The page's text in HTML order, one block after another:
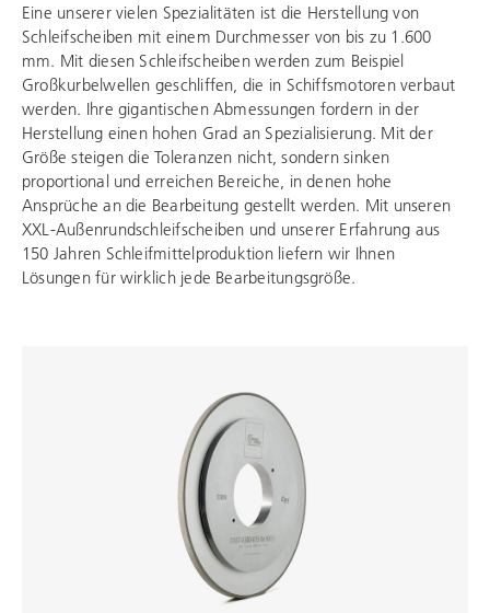
Eine unserer vielen Spezialitäten ist die Herstellung von
Schleifscheiben mit einem Durchmesser von bis zu 1.600
mm. Mit diesen Schleifscheiben werden zum Beispiel
Großkurbelwellen geschliffen, die in Schiffsmotoren verbaut
werden. Ihre gigantischen Abmessungen fordern in der
Herstellung einen hohen Grad an Spezialisierung. Mit der
Größe steigen die Toleranzen nicht, sondern sinken
proportional und erreichen Bereiche, in denen hohe
Ansprüche an die Bearbeitung gestellt werden. Mit unseren
XXL-Außenrundschleifscheiben und unserer Erfahrung aus
150 Jahren Schleifmittelproduktion liefern wir Ihnen
Lösungen für wirklich jede Bearbeitungsgröße.